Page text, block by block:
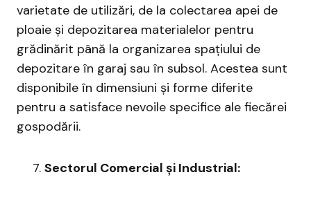
varietate de utilizări, de la colectarea apei de
ploaie și depozitarea materialelor pentru
grădinărit până la organizarea spațiului de
depozitare în garaj sau în subsol. Acestea sunt
disponibile în dimensiuni și forme diferite
pentru a satisface nevoile specifice ale fiecărei
gospodării.
Sectorul Comercial și Industrial: